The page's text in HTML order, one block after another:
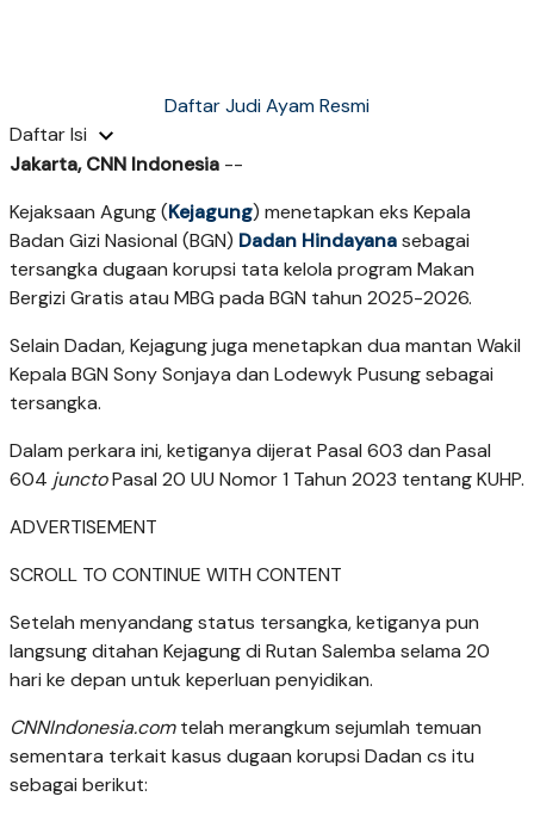
Daftar Judi Ayam Resmi
Daftar Isi
Jakarta, CNN Indonesia --
Kejaksaan Agung (Kejagung) menetapkan eks Kepala
Badan Gizi Nasional (BGN) Dadan Hindayanasebagai
tersangka dugaan korupsi tata kelola program Makan
Bergizi Gratis atau MBG pada BGN tahun 2025-2026.
Selain Dadan, Kejagung juga menetapkan dua mantan Wakil
Kepala BGN Sony Sonjaya dan Lodewyk Pusung sebagai
tersangka.
Dalam perkara ini, ketiganya dijerat Pasal 603 dan Pasal
604 junctoPasal 20 UU Nomor 1 Tahun 2023 tentang KUHP.
ADVERTISEMENT
SCROLL TO CONTINUE WITH CONTENT
Setelah menyandang status tersangka, ketiganya pun
langsung ditahan Kejagung di Rutan Salemba selama 20
hari ke depan untuk keperluan penyidikan.
CNNIndonesia.comtelah merangkum sejumlah temuan
sementara terkait kasus dugaan korupsi Dadan cs itu
sebagai berikut: